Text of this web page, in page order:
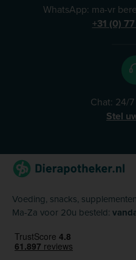
WhatsApp: ma-vr
+31 (0)
Chat: 24/
Stel
Voeding, snacks,
Ma-Za voor 20u besteld: